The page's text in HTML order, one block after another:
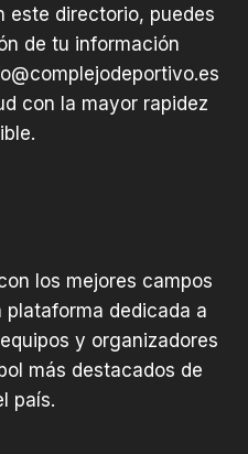
este directorio, puedes
de tu información
con la mayor rapidez
los mejores campos
plataforma dedicada a
y organizadores
más destacados de
país.